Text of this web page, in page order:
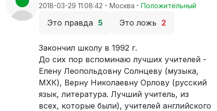
2018-03-29 11:08:42 · Москва · Положительный
Это правда 5 Это ложь 2
Закончил школу в 1992 г.
До сих пор вспоминаю лучших учителей -
Елену Леопольдовну Солнцеву (музыка,
МХК), Верну Николаевну Орлову (русский
язык, литература. Лучший учитель, из
всех, которые были), учителей английского